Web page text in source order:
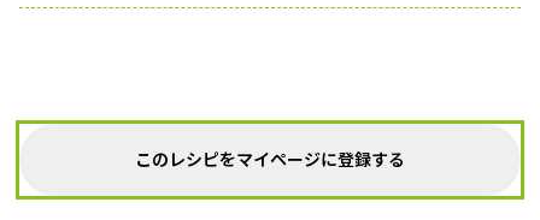
このレシピをマイページに登録する